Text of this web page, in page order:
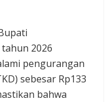
2026
pengurangan
sebesar Rp133
bahwa